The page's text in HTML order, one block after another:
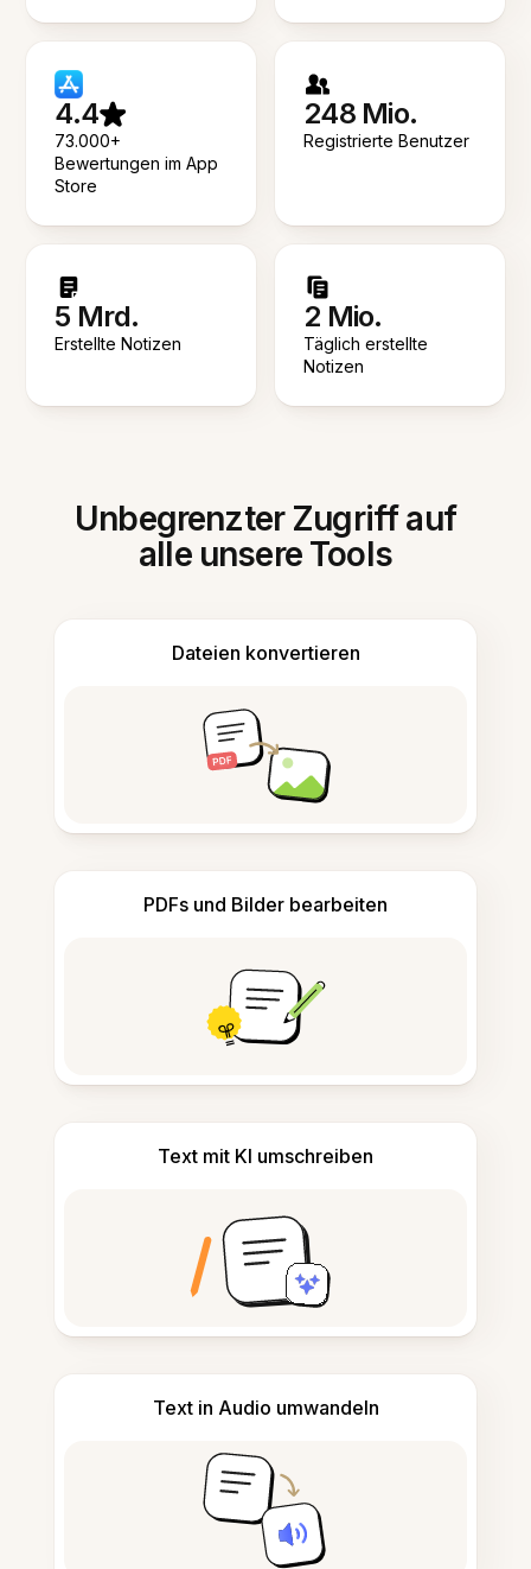
4.4
73.000+
Bewertungen im App
Store
248 Mio.
Registrierte Benutzer
5 Mrd.
Erstellte Notizen
2 Mio.
Täglich erstellte
Notizen
Unbegrenzter Zugriff auf
alle unsere Tools
Dateien konvertieren
PDFs und Bilder bearbeiten
Text mit KI umschreiben
Text in Audio umwandeln